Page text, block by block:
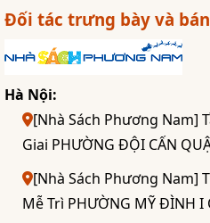
Đối tác trưng bày và
Hà Nội:
[Nhà Sách Phương Nam]
Giai PHƯỜNG ĐỘI CẤN
[Nhà Sách Phương Nam]
Mễ Trì PHƯỜNG MỸ ĐÌNH I